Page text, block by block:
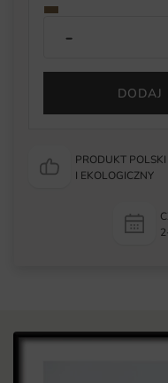
DODAJ
PRODUKT POLSKI
I EKOLOGICZNY